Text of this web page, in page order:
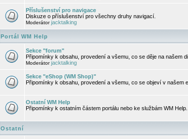
Příslušenství pro navigace
Diskuze o příslušenství pro všechny druhy navigací.
Moderátorjacktalking
Portál WM Help
Sekce "forum"
Připomínky k obsahu, provedení a všemu, co se děje na našem
Moderátorjacktalking
Sekce "eShop (WM Shop)"
Připomínky k obsahu, provedení a všemu, co se objeví v našem
Ostatní WM Help
Připomínky k ostatním částem portálu nebo ke službám WM Help.
Ostatní